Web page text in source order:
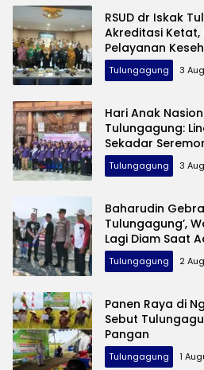
RSUD dr Iskak
Akreditasi
Pelayanan
Tulungagung 3
Hari Anak
Tulungagung:
Sekadar
Tulungagung 3
Baharudin
Tulungagung’,
Lagi Diam Saat
Keamanan
Tulungagung 2
Panen Raya di
Sebut
Pangan
Tulungagung 1